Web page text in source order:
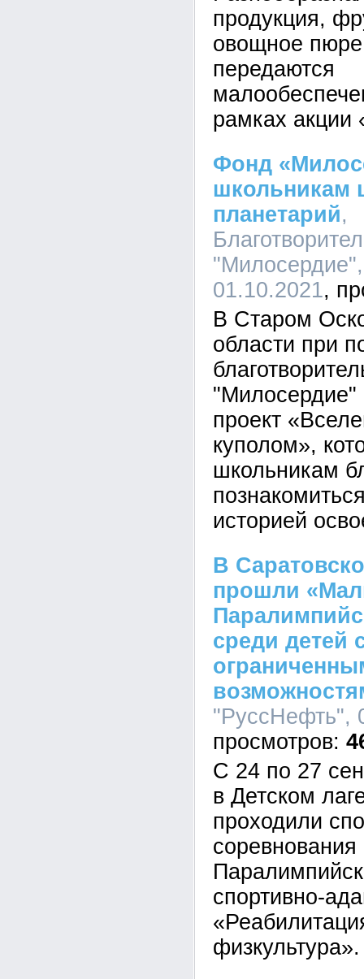
продукция,
овощное
передаются
рамках
Фонд
школьникам
планетарий,
01.10.2021
В Старом
области при
"Милосердие"
проект
куполом»,
школьникам
историей
В
прошли
среди детей
"РуссНефть",
С 24 по 27
в Детском
проходили
спортивно-
физкультура».